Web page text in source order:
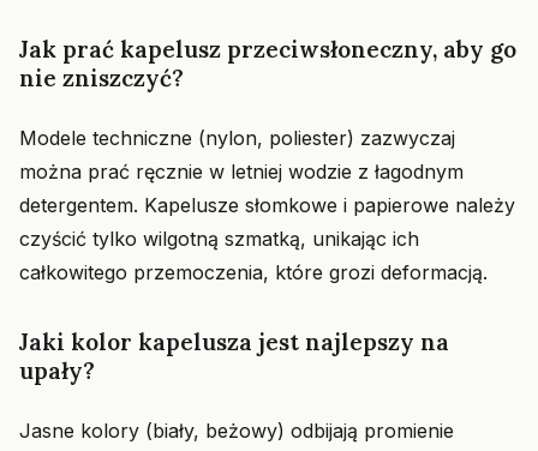
Jak prać kapelusz przeciwsłoneczny, aby go
nie zniszczyć?
Modele techniczne (nylon, poliester) zazwyczaj
można prać ręcznie w letniej wodzie z łagodnym
detergentem. Kapelusze słomkowe i papierowe należy
czyścić tylko wilgotną szmatką, unikając ich
całkowitego przemoczenia, które grozi deformacją.
Jaki kolor kapelusza jest najlepszy na
upały?
Jasne kolory (biały, beżowy) odbijają promienie